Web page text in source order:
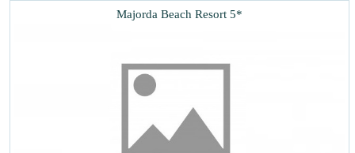
Majorda Beach Resort 5*